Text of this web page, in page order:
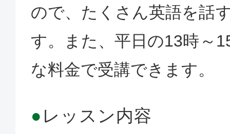
ので、たくさん英語を話
す。また、平日の13時～
な料金で受講できます。
● レッスン内容